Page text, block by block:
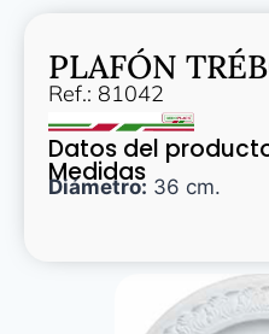
PLAFÓN
Ref.: 81042
Datos del
Medidas
Diámetro: 36 cm.